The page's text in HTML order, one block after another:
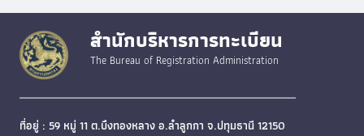
สำนักบริหารการทะเบียน
The Bureau of Registration Administration
ที่อยู่ : 59 หมู่ 11 ต.บึงทองหลาง อ.ลำลูกกา จ.ปทุมธานี 12150